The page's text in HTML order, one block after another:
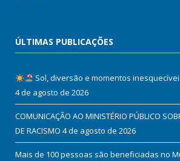
ÚLTIMAS PUBLICAÇÕES
Sol, diversão e momentos
4 de agosto de 2026
COMUNICAÇÃO AO MINISTÉRIO PÚBLICO
DE RACISMO 4 de agosto de 2026
Mais de 100 pessoas são beneficiadas no